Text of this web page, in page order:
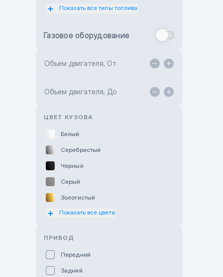
Subaru Motor Almaty
Toyota Kokshetau
Hyundai ShymCity
Показать все типы топлива
Газовое оборудование
Объем двигателя, От
Объем двигателя, До
ЦВЕТ КУЗОВА
Белый
Серебристый
Черный
Серый
Золотистый
Оранжевый
Показать все цвета
ПРИВОД
Передний
Задний